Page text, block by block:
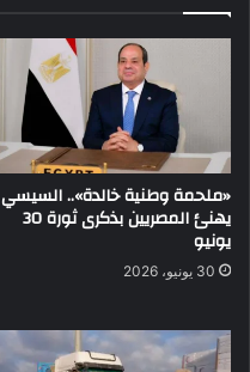
«ملحمة وطنية خالدة».. السيسي
يهنئ المصريين بذكرى ثورة 30
يونيو
30 يونيو، 2026